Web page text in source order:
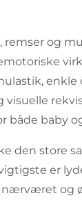
remser og
enkle
visuelle
både baby
den store
er
nærværet og